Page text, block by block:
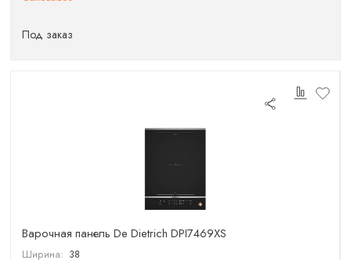
Под заказ
Варочная панель De Dietrich DPI7469XS
Ширина: 38